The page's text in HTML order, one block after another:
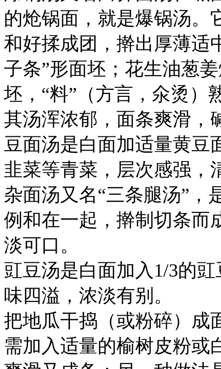
的炝锅面，就是爆锅汤。
和好揉成团，擀出厚薄适
子条”形面坯；花生油葱
坯，“料”（方言，氽烫）
其汤浑浓郁，面条爽滑，
豆面汤是白面加适量黄豆
韭菜等青菜，层次感强，
杂面汤又名“三条腿汤”，
例和在一起，擀制切条而
淡可口。
豇豆汤是白面加入1/3的
味四溢，浓淡有别。
把地瓜干捣（或粉碎）成
需加入适量的榆树皮粉或